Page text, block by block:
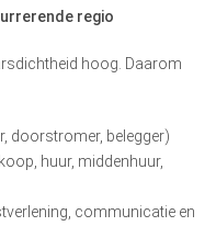
regio
hoog. Daarom
doorstromer, belegger)
huur, middenhuur,
communicatie en